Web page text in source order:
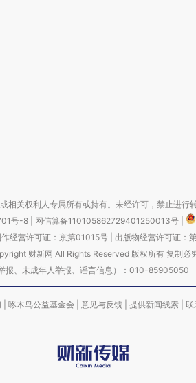
相关权利人专属所有或持有。未经许可，禁止进行
号-8 网信算备110105862729401250013号
经营许可证：京第01015号| 出版物经营许可证：
财新网 All Rights Reserved 版权所有 复制必
报、未成年人举报、谣言信息）：010-
啄木鸟公益基金会 意见与反馈 提供新闻线索 联